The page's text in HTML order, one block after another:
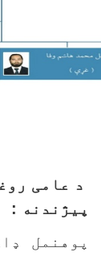
عامی
: